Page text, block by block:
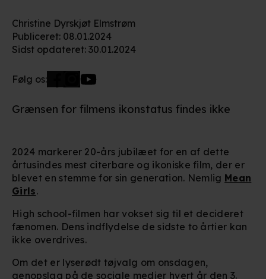
Christine Dyrskjøt Elmstrøm
Publiceret: 08.01.2024
Sidst opdateret: 30.01.2024
Følg os:
Grænsen for filmens ikonstatus findes ikke
2024 markerer 20-års jubilæet for en af dette
årtusindes mest citerbare og ikoniske film, der er
blevet en stemme for sin generation. Nemlig Mean
Girls.
High school-filmen har vokset sig til et decideret
fænomen. Dens indflydelse de sidste to årtier kan
ikke overdrives.
Om det er lyserødt tøjvalg om onsdagen,
genopslag på de sociale medier hvert år den 3.